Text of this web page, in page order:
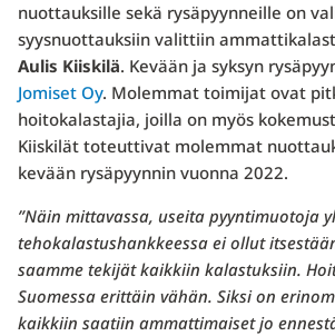
nuottauksille sekä rysäpyynneille on
syysnuottauksiin valittiin
Aulis Kiiskilä. Kevään ja syksyn
Jomiset Oy. Molemmat toimijat ovat
hoitokalastajia, joilla on myös
Kiiskilät toteuttivat molemmat
kevään rysäpyynnin vuonna 2022.
”Näin mittavassa, useita pyyntimuotoja
tehokalastushankkeessa ei ollut
saamme tekijät kaikkiin kalastuksiin.
Suomessa erittäin vähän. Siksi on
kaikkiin saatiin ammattimaiset jo